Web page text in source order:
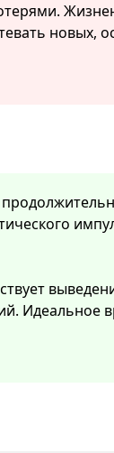
новых,
Идеальное